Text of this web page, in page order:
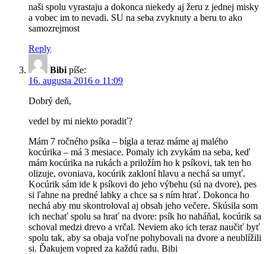
naši spolu vyrastaju a dokonca niekedy aj žeru z jednej misky
a vobec im to nevadi. SU na seba zvyknuty a beru to ako
samozrejmost
Reply
Bibi píše:
16. augusta 2016 o 11:09
Dobrý deň,
vedel by mi niekto poradiť?
Mám 7 ročného psíka – bígla a teraz máme aj malého
kocúrika – má 3 mesiace. Pomaly ich zvykám na seba, keď
mám kocúrika na rukách a priložím ho k psíkovi, tak ten ho
olizuje, ovoniava, kocúrik zakloní hlavu a nechá sa umyť.
Kocúrik sám ide k psíkovi do jeho výbehu (sú na dvore), pes
si ľahne na predné labky a chce sa s ním hrať. Dokonca ho
nechá aby mu skontroloval aj obsah jeho večere. Skúsila som
ich nechať spolu sa hrať na dvore: psík ho naháňal, kocúrik sa
schoval medzi drevo a vrčal. Neviem ako ich teraz naučiť byť
spolu tak, aby sa obaja voľne pohybovali na dvore a neublížili
si. Ďakujem vopred za každú radu. Bibi